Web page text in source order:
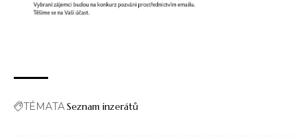
TÉMATASeznam inzerátů